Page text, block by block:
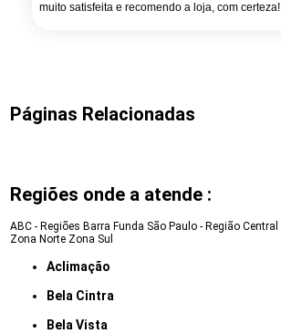
muito satisfeita e recomendo a loja, com certeza!
Páginas Relacionadas
Regiões onde a atende :
ABC - Regiões Barra Funda São Paulo - Região Central
Zona Norte Zona Sul
Aclimação
Bela Cintra
Bela Vista